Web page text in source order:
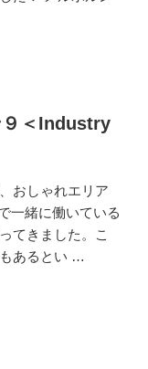
９＜Industry
おしゃれエリア
一緒に働いている
てきました。こ
あるとい …